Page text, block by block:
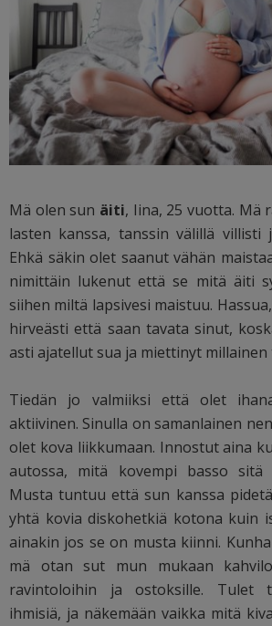
Mä olen sun äiti, Iina, 25 vuotta. Mä
lasten kanssa, tanssin välillä villisti
Ehkä säkin olet saanut vähän
nimittäin lukenut että se mitä äiti
siihen miltä lapsivesi maistuu.
hirveästi että saan tavata sinut,
asti ajatellut sua ja miettinyt millainen
Tiedän jo valmiiksi että olet
aktiivinen. Sinulla on samanlainen
olet kova liikkumaan. Innostut aina
autossa, mitä kovempi basso sitä
Musta tuntuu että sun kanssa
yhtä kovia diskohetkiä kotona kuin
ainakin jos se on musta kiinni.
mä otan sut mun mukaan
ravintoloihin ja ostoksille. Tulet
ihmisiä, ja näkemään vaikka mitä